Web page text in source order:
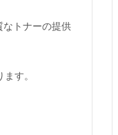
なトナーの提供
す。